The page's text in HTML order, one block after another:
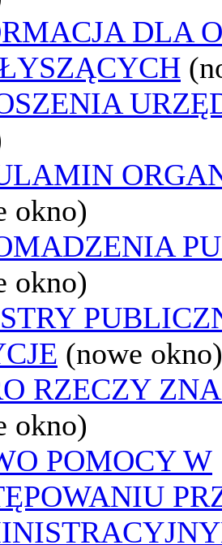
DLA
okno)
okno)
(nowe okno)
RZECZY
okno)
POMOCY W